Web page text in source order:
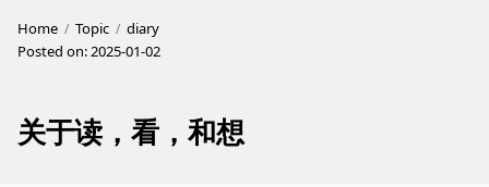
Home Topic
diary
Posted on:2025-01-02
关于读，看，和想